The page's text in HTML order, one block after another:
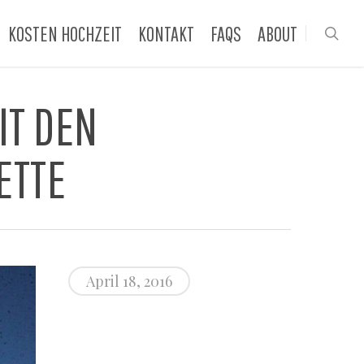
KOSTEN HOCHZEIT KONTAKT FAQS ABOUT
DEN
April 18, 2016